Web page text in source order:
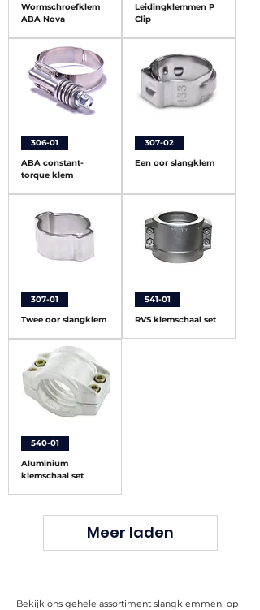
Wormschroefklem
ABA Nova
Leidingklemmen P
Clip
306-01
ABA constant-
torque klem
307-02
Een oor slangklem
307-01
Twee oor slangklem
541-01
RVS klemschaal set
540-01
Aluminium
klemschaal set
Meer laden
Bekijk ons gehele assortiment slangklemmen op